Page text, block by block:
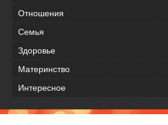
Отношения
Семья
Здоровье
Материнство
Интересное